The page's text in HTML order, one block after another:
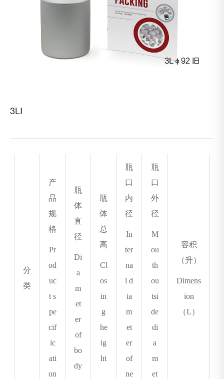
3LⅠ
分
类
产
品
规
格
Pr
od
uc
t s
pe
cif
ic
ati
on
瓶
体
直
径
Di
a
m
et
er
of
bo
dy
瓶
体
总
高
Cl
os
in
g
he
ig
ht
瓶
口
内
径
In
ter
na
l d
ia
m
et
er
of
ne
瓶
口
外
径
M
ou
th
ou
tsi
de
di
a
m
et
容积
（升）
Dimens
ion
（L）